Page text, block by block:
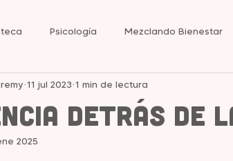
Psicología Mezclando Bienestar
detrás de
11 jul 2023 1 min de lectura
2025
de 5 estrellas.